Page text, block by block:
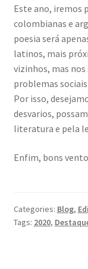
Este ano, iremos
colombianas e
poesia será
latinos, mais
vizinhos, mas
problemas
Por isso,
desvarios,
literatura e pela
Enfim, bons
Categories: Blog,
Tags: 2020,